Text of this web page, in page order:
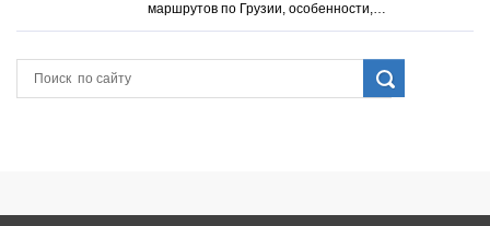
маршрутов по Грузии, особенности,…